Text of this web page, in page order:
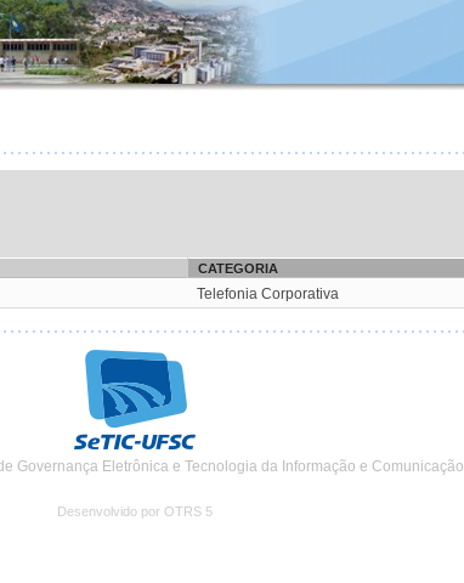
CATEGORIA
Telefonia Corporativa
Governança Eletrônica e Tecnologia da Informação e Comunicação
Desenvolvido por OTRS 5